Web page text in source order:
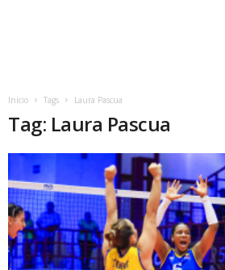
Inicio Tags Laura Pascua
Tag: Laura Pascua